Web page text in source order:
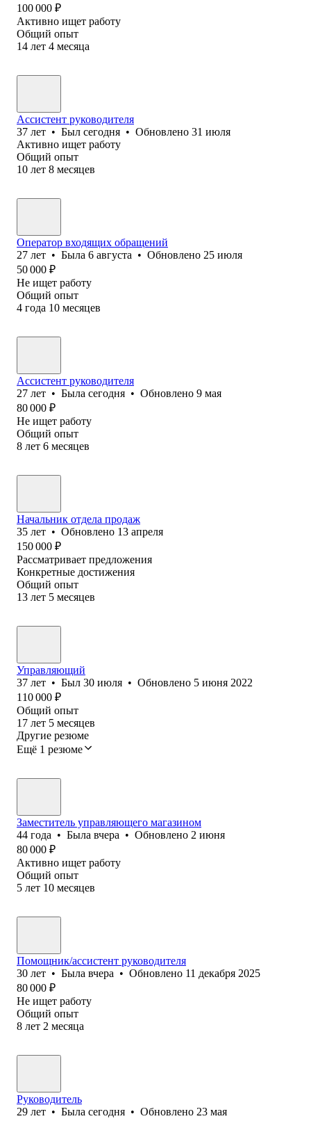
100 000 ₽
Активно ищет работу
Общий опыт
14 лет 4 месяца
Ассистент руководителя
37 лет • Был сегодня • Обновлено 31 июля
Активно ищет работу
Общий опыт
10 лет 8 месяцев
Оператор входящих обращений
27 лет • Была 6 августа • Обновлено 25 июля
50 000 ₽
Не ищет работу
Общий опыт
4 года 10 месяцев
Ассистент руководителя
27 лет • Была сегодня • Обновлено 9 мая
80 000 ₽
Не ищет работу
Общий опыт
8 лет 6 месяцев
Начальник отдела продаж
35 лет • Обновлено 13 апреля
150 000 ₽
Рассматривает предложения
Конкретные достижения
Общий опыт
13 лет 5 месяцев
Управляющий
37 лет • Был 30 июля • Обновлено 5 июня 2022
110 000 ₽
Общий опыт
17 лет 5 месяцев
Другие резюме
Ещё 1 резюме
Заместитель управляющего магазином
44 года • Была вчера • Обновлено 2 июня
80 000 ₽
Активно ищет работу
Общий опыт
5 лет 10 месяцев
Помощник/ассистент руководителя
30 лет • Была вчера • Обновлено 11 декабря 2025
80 000 ₽
Не ищет работу
Общий опыт
8 лет 2 месяца
Руководитель
29 лет • Была сегодня • Обновлено 23 мая